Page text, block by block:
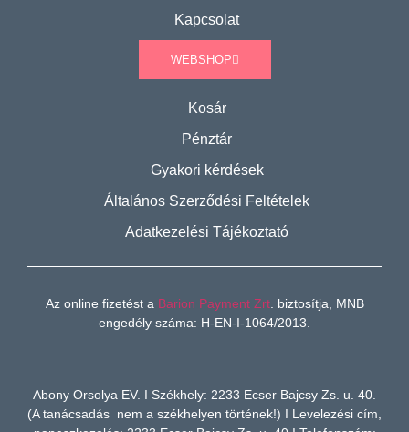
Kapcsolat
WEBSHOP
Kosár
Pénztár
Gyakori kérdések
Általános Szerződési Feltételek
Adatkezelési Tájékoztató
Az online fizetést a Barion Payment Zrt. biztosítja, MNB
engedély száma: H-EN-I-1064/2013.
Abony Orsolya EV. I Székhely: 2233 Ecser Bajcsy Zs. u. 40.
(A tanácsadás nem a székhelyen történek!) I Levelezési cím,